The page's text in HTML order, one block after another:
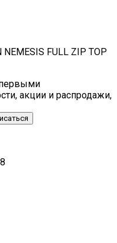
FULL ZIP TOP
акции и распродажи,